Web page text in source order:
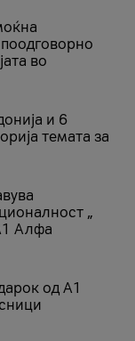
во
и 6
темата за
„
Алфа
од А1